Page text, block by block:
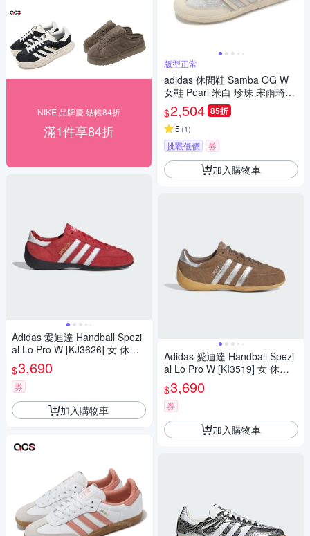
NIKE 品牌慶 結帳84折
滿1件享84折
Adidas 愛迪達 Handball Spezi
al Lo Pro W [KJ3626] 女 休閒
鞋 復古 麂皮 紅
$3,690
券
加入購物車
版型正常
adidas 休閒鞋 Samba OG W
女鞋 Pearl 米白 珍珠 宋雨琦同
款 愛迪達 JQ2616
$2,504 85折
5 (1)
挑戰低價 券
加入購物車
Adidas 愛迪達 Handball Spezi
al Lo Pro W [KI3519] 女 休閒
鞋 復古 麂皮 卡其
$3,690
券
加入購物車